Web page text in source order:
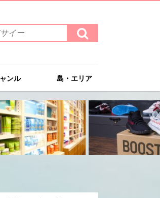
検
索
す
ンル 島・エリア